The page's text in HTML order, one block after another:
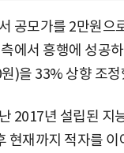
공모가를 2만원으
에서 흥행에 성공
)을 33% 상향 조정
2017년 설립된 지
현재까지 적자를